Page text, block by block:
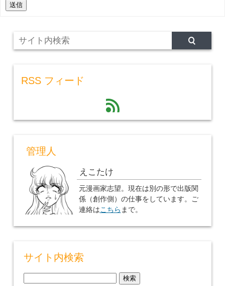
送信
RSS フィード
feed
管理人
えこたけ
元漫画家志望。現在は別の形で出版関
係（創作側）の仕事をしています。ご
連絡はこちら まで。
サイト内検索